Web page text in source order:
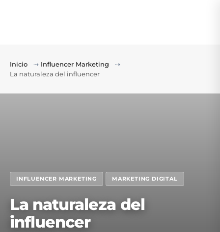
Inicio ⇢ Influencer Marketing
⇢
La naturaleza del influencer
INFLUENCER MARKETING MARKETING DIGITAL
La naturaleza del
influencer